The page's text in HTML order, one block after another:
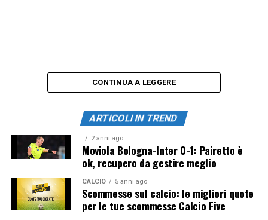
CONTINUA A LEGGERE
ARTICOLI IN TREND
2 anni ago
Moviola Bologna-Inter 0-1: Pairetto è
ok, recupero da gestire meglio
CALCIO 5 anni ago
Scommesse sul calcio: le migliori quote
per le tue scommesse Calcio Five